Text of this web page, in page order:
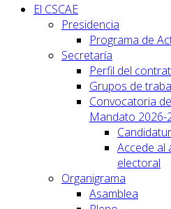
El CSCAE
Presidencia
Programa de
Secretaría
Perfil del
Grupos de
Convocatoria
Mandato 2026-
Accede al
electoral
Organigrama
Asamblea